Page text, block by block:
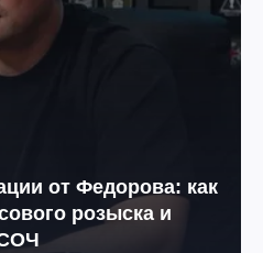
от Федорова: как
розыска и